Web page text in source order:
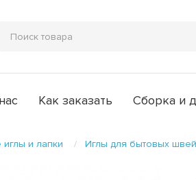
Как заказать Сборка и
и лапки Иглы для бытовых